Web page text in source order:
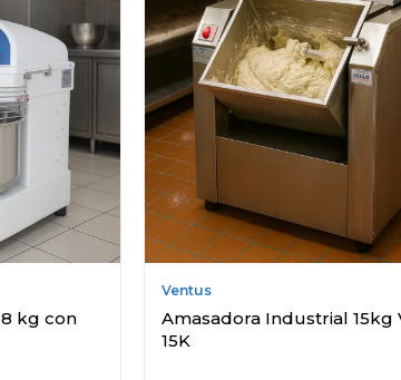
kg con
Ventus
Amasadora Industrial 15kg
15K